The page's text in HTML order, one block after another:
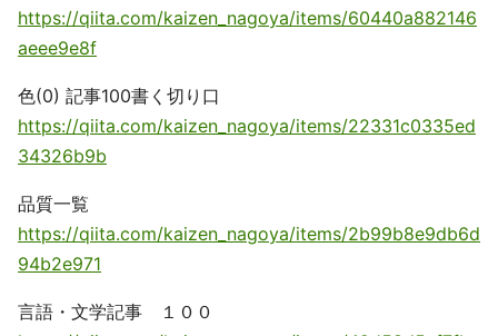
https://qiita.com/kaizen_nagoya/items/60440a882146
aeee9e8f
色(0) 記事100書く切り口
https://qiita.com/kaizen_nagoya/items/22331c0335ed
34326b9b
品質一覧
https://qiita.com/kaizen_nagoya/items/2b99b8e9db6d
94b2e971
言語・文学記事 １００